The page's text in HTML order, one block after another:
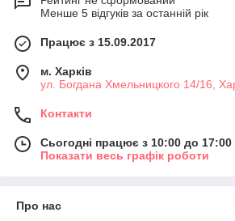
Менше 5 відгуків за останній рік
Працює з 15.09.2017
м. Харків
ул. Богдана Хмельницкого 14/16,
Контакти
Сьогодні працює з 10:00 до 17:00
Показати весь графік роботи
Про нас